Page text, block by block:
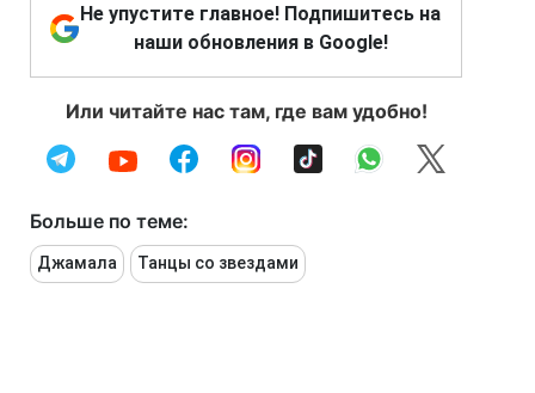
Не упустите главное! Подпишитесь на
наши обновления в Google!
Или читайте нас там, где вам удобно!
Больше по теме:
Джамала Танцы со звездами